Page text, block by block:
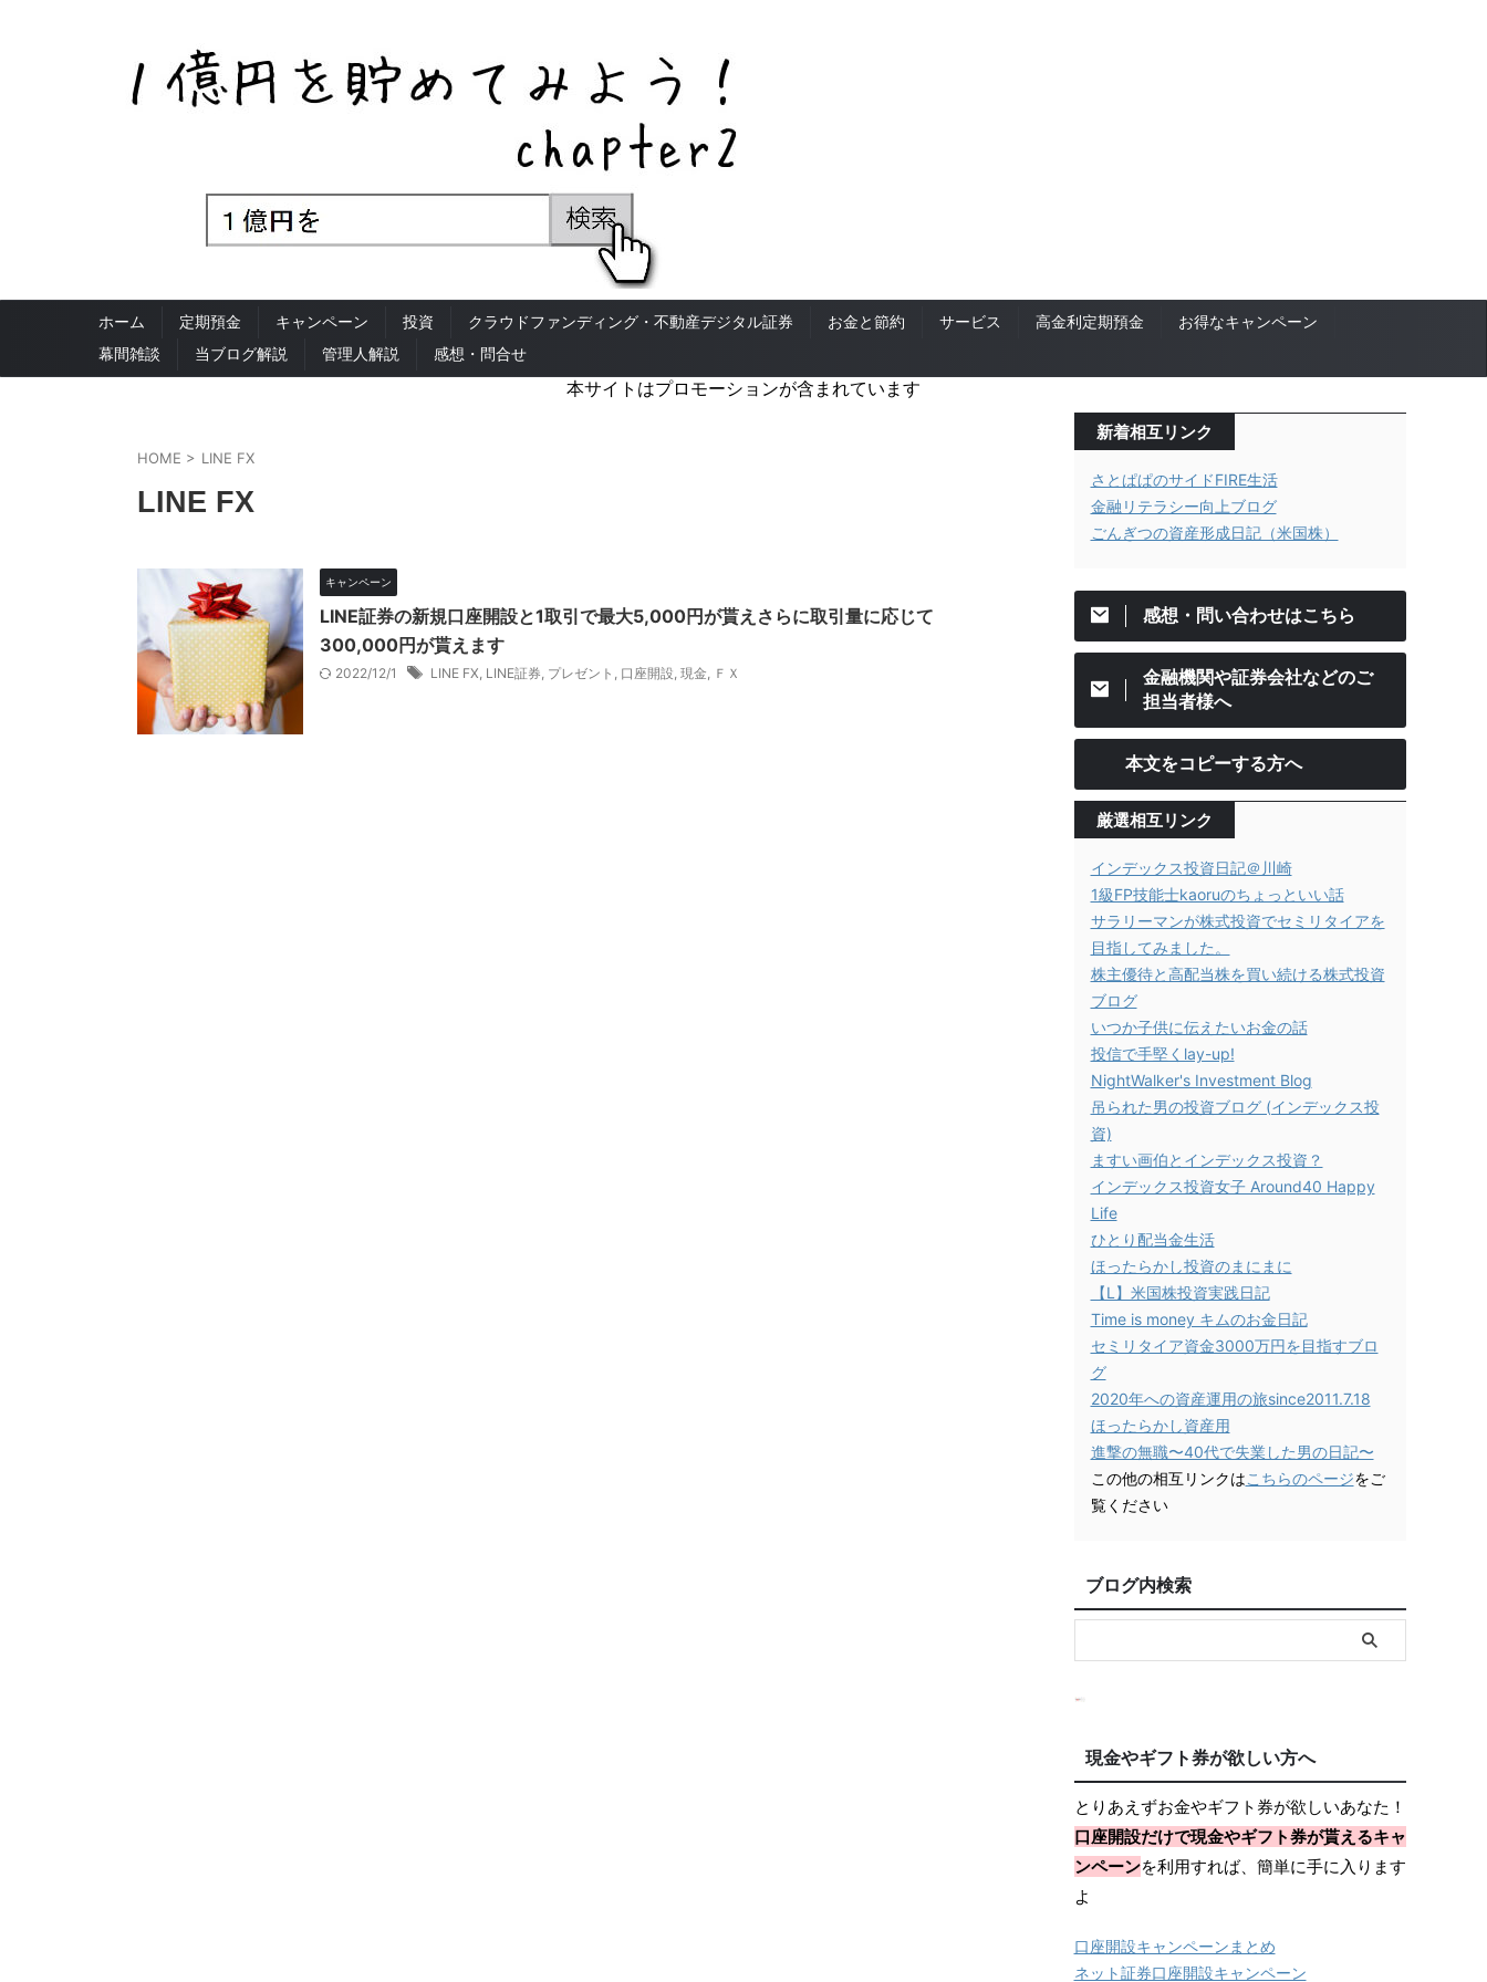
ホーム 定期預金 キャンペーン 投資 クラウドファンディング・不動産デジタル証券 お金と節約 サービス 高金利定期預金
お得なキャンペーン
幕間雑談
当ブログ解説 管理人解説 感想・問合せ
本サイトはプロモーションが含まれています
HOME > LINE FX
LINE FX
キャンペーン
LINE証券の新規口座開設と1取引で最大5,000円が貰えさらに取引量に応じて
300,000円が貰えます
2022/12/1 LINE FX, LINE証券, プレゼント , 口座開設, 現金, ＦＸ
新着相互リンク
さとぱぱのサイドFIRE生活
金融リテラシー向上ブログ
ごんぎつの資産形成日記（米国株）
感想・問い合わせはこちら
金融機関や証券会社などのご
担当者様へ
本文をコピーする方へ
厳選相互リンク
インデックス投資日記＠川崎
1級FP技能士kaoruのちょっといい話
サラリーマンが株式投資でセミリタイアを
目指してみました。
株主優待と高配当株を買い続ける株式投資
ブログ
いつか子供に伝えたいお金の話
投信で手堅くlay-up!
NightWalker's Investment Blog
吊られた男の投資ブログ (インデックス投
資)
ますい画伯とインデックス投資？
インデックス投資女子 Around40 Happy
Life
ひとり配当金生活
ほったらかし投資のまにまに
【L】米国株投資実践日記
Time is money キムのお金日記
セミリタイア資金3000万円を目指すブロ
グ
2020年への資産運用の旅since2011.7.18
ほったらかし資産用
進撃の無職〜40代で失業した男の日記〜
この他の相互リンクはこちらのページをご
覧ください
ブログ内検索
現金やギフト券が欲しい方へ
とりあえずお金やギフト券が欲しいあなた！
口座開設だけで現金やギフト券が貰えるキャ
ンペーンを利用すれば、簡単に手に入ります
よ
口座開設キャンペーンまとめ
ネット証券口座開設キャンペーン